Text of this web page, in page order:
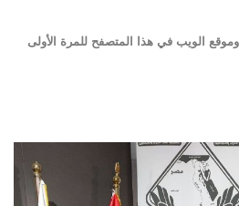
الويب في هذا المتصفح للمرة الأولى